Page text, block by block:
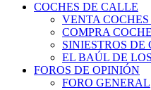
COCHES DE CALLE
VENTA
COMPRA
SINIESTROS DE
EL BAÚL DE
FOROS DE OPINIÓN
FORO GENERAL